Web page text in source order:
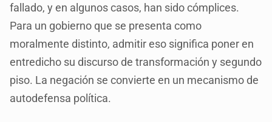
fallado, y en algunos casos, han sido cómplices.
Para un gobierno que se presenta como
moralmente distinto, admitir eso significa poner en
entredicho su discurso de transformación y segundo
piso. La negación se convierte en un mecanismo de
autodefensa política.